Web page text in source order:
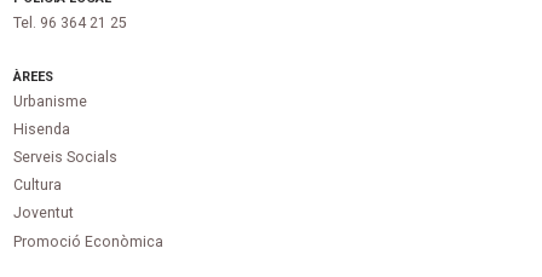
Tel. 96 364 21 25
ÀREES
Urbanisme
Hisenda
Serveis Socials
Cultura
Joventut
Promoció Econòmica